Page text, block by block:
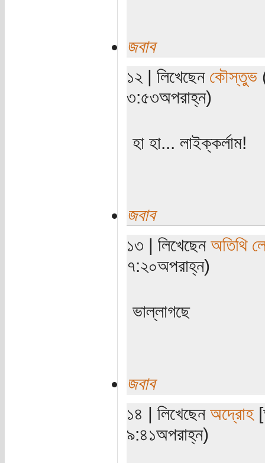
জবাব
১২ | লিখেছেন কৌস্তুভ
৩:৫৩অপরাহ্ন)
হা হা... লাইক্কর্লাম!
জবাব
১৩ | লিখেছেন অতিথি
৭:২০অপরাহ্ন)
ভাল্লাগছে
জবাব
১৪ | লিখেছেন অদ্রোহ
৯:৪১অপরাহ্ন)